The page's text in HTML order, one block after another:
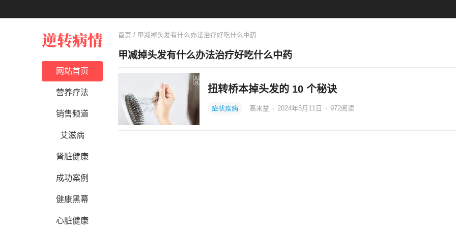
网站首页
营养疗法
销售频道
艾滋病
肾脏健康
成功案例
健康黑幕
心脏健康
首页 / 甲减掉头发有什么办法治疗好吃什么中药
甲减掉头发有什么办法治疗好吃什么中药
扭转桥本掉头发的 10 个秘诀
症状疾病 高来益 · 2024年5月11日 · 972阅读